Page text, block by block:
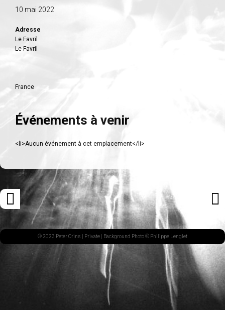
10 mai 2022
Adresse
Le Favril
Le Favril
France
Événements à venir
<li>Aucun événement à cet emplacement</li>
Navigation
des
articles
ARTICLE
PRÉCÉDENT© 2023 Peter Orins | Private | Background Photo © Philippe Lenglet